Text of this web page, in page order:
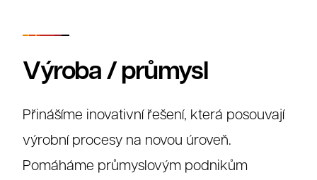
Výroba / průmysl
Přinášíme inovativní řešení, která posouvají
výrobní procesy na novou úroveň.
Pomáháme průmyslovým podnikům